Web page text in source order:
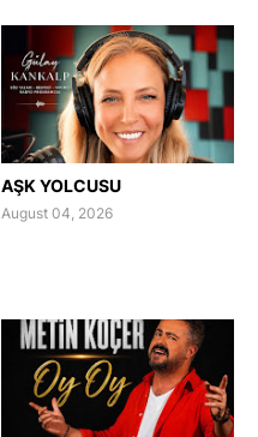
AŞK YOLCUSU
August 04, 2026